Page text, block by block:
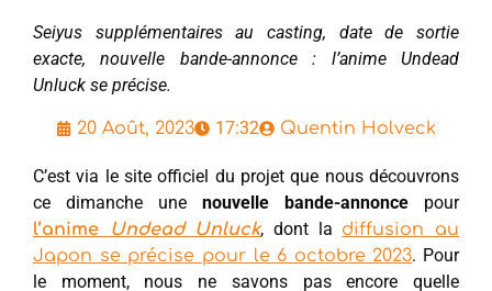
Seiyus supplémentaires au casting, date de sortie
exacte, nouvelle bande-annonce : l’anime Undead
Unluck se précise.
20 Août, 2023 17:32 Quentin Holveck
C’est via le site officiel du projet que nous découvrons
ce dimanche une nouvelle bande-annonce pour
l’anime Undead Unluck, dont la diffusion au
Japon se précise pour le 6 octobre 2023. Pour
le moment, nous ne savons pas encore quelle